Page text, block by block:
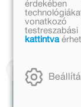
kattintva